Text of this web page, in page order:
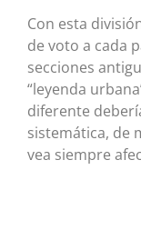
Con esta
de voto a cada
secciones
“leyenda
diferente
sistemática, de
vea siempre